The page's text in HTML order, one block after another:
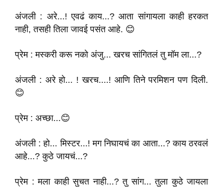
अंजली : अरे...! एवढं काय...? आता सांगायला काही हरकत
नाही, तसही तिला जावई पसंत आहे. 😊
प्रेम : मस्करी करू नको अंजु... खरच सांगितलं तु मॉम ला...?
अंजली : अरे हो... ! खरच....! आणि तिने परमिशन पण दिली.
😊
प्रेम : अच्छा...😊
अंजली : हो... मिस्टर...! मग निघायचं का आता...? काय ठरवलं
आहे...? कुठे जायचं...?
प्रेम : मला काही सुचत नाही...? तु सांग... तुला कुठे जायला